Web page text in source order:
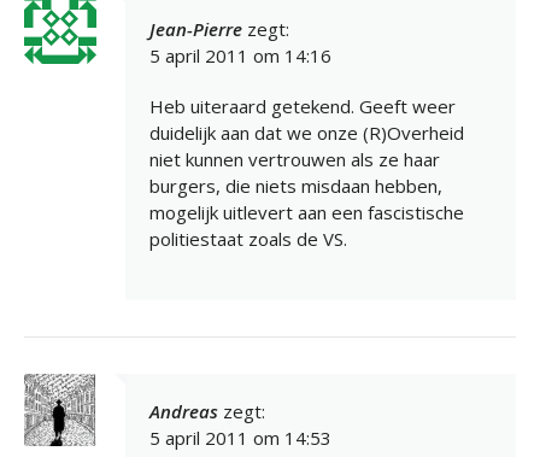
Jean-Pierre zegt:
5 april 2011 om 14:16
Heb uiteraard getekend. Geeft weer
duidelijk aan dat we onze (R)Overheid
niet kunnen vertrouwen als ze haar
burgers, die niets misdaan hebben,
mogelijk uitlevert aan een fascistische
politiestaat zoals de VS.
Andreas zegt:
5 april 2011 om 14:53